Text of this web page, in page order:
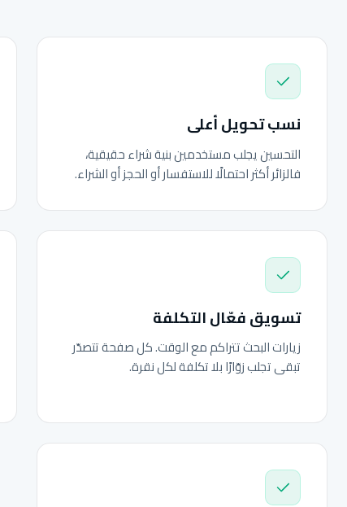
نسب تحويل أعلى
التحسين يجلب مستخدمين بنية شراء حقيقية،
فالزائر أكثر احتمالًا للاستفسار أو الحجز أو الشراء.
تسويق فعّال التكلفة
زيارات البحث تتراكم مع الوقت. كل صفحة تتصدّر
تبقى تجلب زوّارًا بلا تكلفة لكل نقرة.